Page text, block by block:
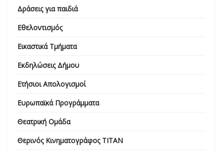
Δράσεις για παιδιά
Εθελοντισμός
Εικαστικά Τμήματα
Εκδηλώσεις Δήμου
Ετήσιοι Απολογισμοί
Ευρωπαϊκά Προγράμματα
Θεατρική Ομάδα
Θερινός Κινηματογράφος ΤΙΤΑΝ